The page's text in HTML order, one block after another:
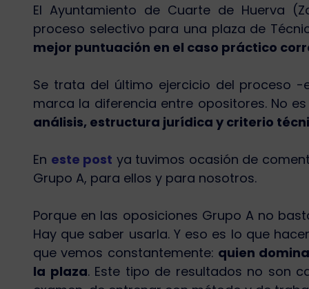
El Ayuntamiento de Cuarte de Huerva
proceso selectivo para una plaza de
mejor puntuación en el caso práctico
Se trata del último ejercicio del proceso
marca la diferencia entre opositores. No
análisis, estructura jurídica y criterio
En este post ya tuvimos ocasión de
Grupo A, para ellos y para nosotros.
Porque en las oposiciones Grupo A no
Hay que saber usarla. Y eso es lo que
que vemos constantemente: quien
la plaza. Este tipo de resultados no son